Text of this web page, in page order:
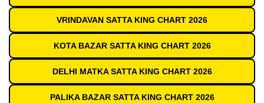
VRINDAVAN SATTA KING CHART 2026
KOTA BAZAR SATTA KING CHART 2026
DELHI MATKA SATTA KING CHART 2026
PALIKA BAZAR SATTA KING CHART 2026